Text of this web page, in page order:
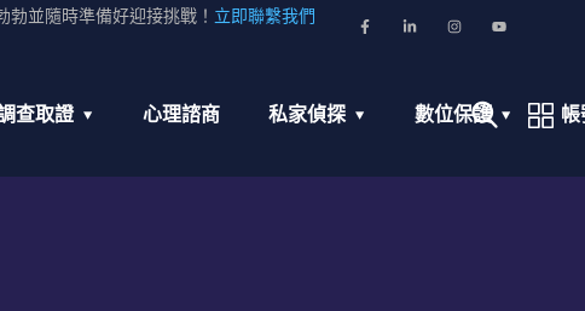
勃並隨時準備好迎接挑戰！ 立即聯繫我們
查取證 心理諮商 私家偵探 數位保護